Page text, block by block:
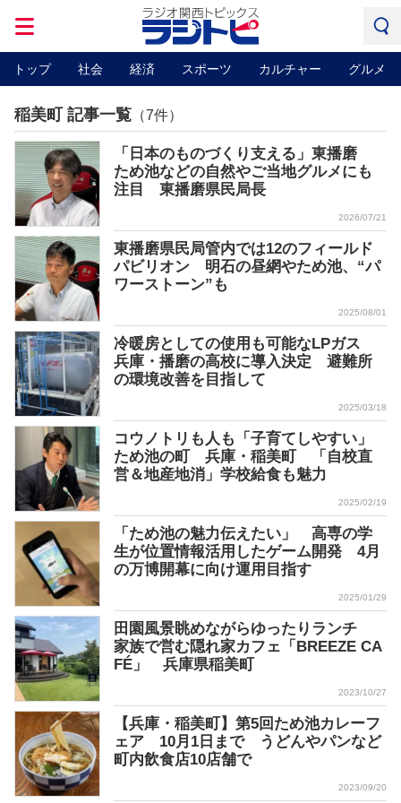
トップ 社会 経済 スポーツ カルチャー グルメ
稲美町 記事一覧 （7件）
「日本のものづくり支える」東播磨
ため池などの自然やご当地グルメにも
注目 東播磨県民局長
2026/07/21
東播磨県民局管内では12のフィールド
パビリオン 明石の昼網やため池、“パ
ワーストーン”も
2025/08/01
冷暖房としての使用も可能なLPガス
兵庫・播磨の高校に導入決定 避難所
の環境改善を目指して
2025/03/18
コウノトリも人も「子育てしやすい」
ため池の町 兵庫・稲美町 「自校直
営＆地産地消」学校給食も魅力
2025/02/19
「ため池の魅力伝えたい」 高専の学
生が位置情報活用したゲーム開発 4月
の万博開幕に向け運用目指す
2025/01/29
田園風景眺めながらゆったりランチ
家族で営む隠れ家カフェ「BREEZE CA
FÉ」 兵庫県稲美町
2023/10/27
【兵庫・稲美町】第5回ため池カレーフ
ェア 10月1日まで うどんやパンなど
町内飲食店10店舗で
2023/09/20